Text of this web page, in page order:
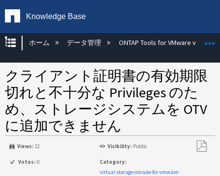
Knowledge Base
グローバル階層を展開/折りたたむ
ホーム データ管理 ONTAP Tools for VMware vSphere
クライアント証明書の有効期限
切れと不十分な Privileges のた
め、ストレージシステムを OTV
に追加できません
Views: 12 Visibility: Public
Votes: 0
Category:
virtual-storage-console-for-vmware-